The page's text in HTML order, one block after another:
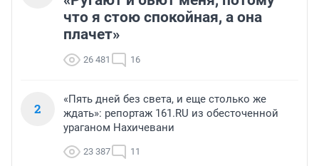
что я стою спокойная, а она
плачет»
26 481 16
2
«Пять дней без света, и еще столько же
ждать»: репортаж 161.RU из обесточенной
ураганом Нахичевани
23 387 11